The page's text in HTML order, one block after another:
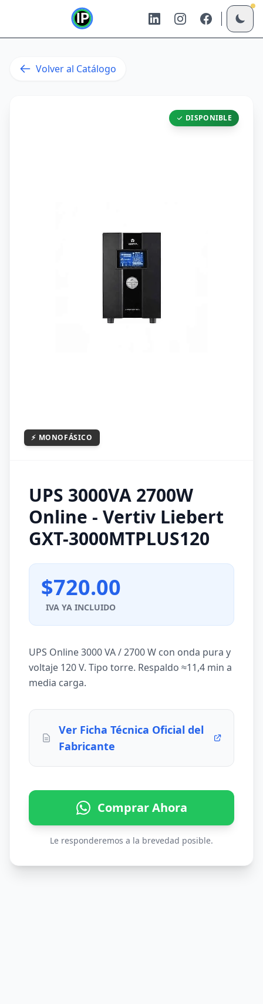
Volver al Catálogo
DISPONIBLE
⚡ MONOFÁSICO
UPS 3000VA 2700W
Online - Vertiv Liebert
GXT-3000MTPLUS120
$720.00
IVA YA INCLUIDO
UPS Online 3000 VA / 2700 W con onda pura y
voltaje 120 V. Tipo torre. Respaldo ≈11,4 min a
media carga.
Ver Ficha Técnica Oficial del
Fabricante
Comprar Ahora
Le responderemos a la brevedad posible.